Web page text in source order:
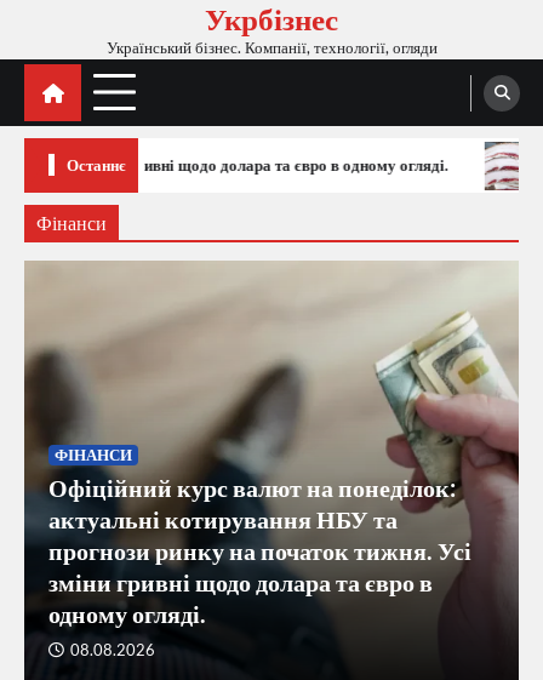
вмісту
Укрбізнес
Український бізнес. Компанії, технології, огляди
Останнє
огляді. Україна різко наростила імпорт сала: обсяги
Фінанси
ФІНАНСИ
Офіційний курс валют на понеділок:
актуальні котирування НБУ та
прогнози ринку на початок тижня. Усі
зміни гривні щодо долара та євро в
одному огляді.
08.08.2026